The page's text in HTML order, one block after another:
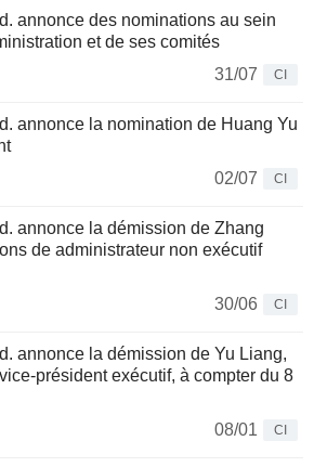
annonce des nominations au sein
et de ses comités
31/07
CI
annonce la nomination de Huang Yu
02/07
CI
annonce la démission de Zhang
de administrateur non exécutif
30/06
CI
annonce la démission de Yu Liang,
président exécutif, à compter du 8
08/01
CI